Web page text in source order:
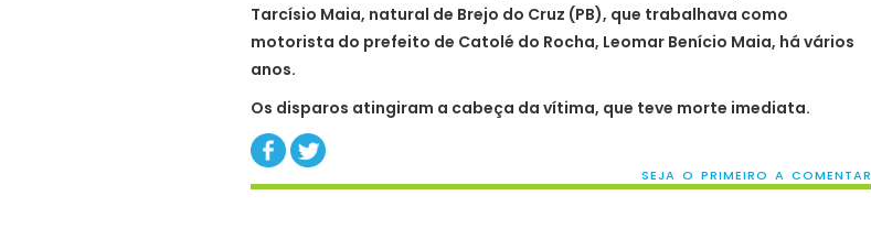
Tarcísio Maia, natural de Brejo do Cruz (PB), que trabalhava como
motorista do prefeito de Catolé do Rocha, Leomar Benício Maia, há vários
anos.
Os disparos atingiram a cabeça da vítima, que teve morte imediata.
SEJA O PRIMEIRO A COMENTAR